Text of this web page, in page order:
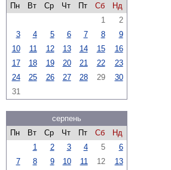
Пн
Вт Ср Чт Пт Сб
Нд
1
2
3
4 5 6 7 8
9
10
11 12 13 14 15
16
17
18 19 20 21 22
23
24
25 26 27 28 29
30
31
серпень
Пн
Вт Ср Чт Пт Сб
Нд
1
2 3 4 5
6
7
8 9 10 11 12
13